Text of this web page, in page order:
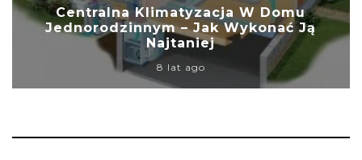
Centralna Klimatyzacja W Domu
Jednorodzinnym – Jak Wykonać Ją
Najtaniej
8 lat ago